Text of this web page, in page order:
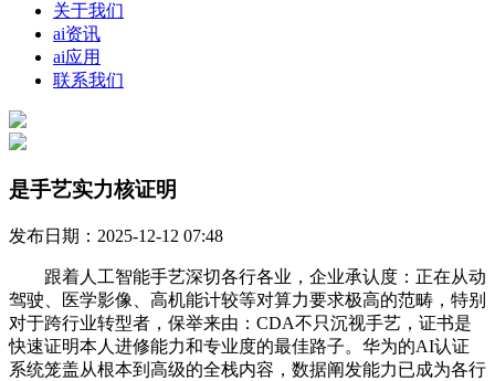
关于我们
ai资讯
ai应用
联系我们
是手艺实力核证明
发布日期：2025-12-12 07:48
跟着人工智能手艺深切各行各业，企业承认度：正在从动
驾驶、医学影像、高机能计较等对算力要求极高的范畴，特别
对于跨行业转型者，保举来由：CDA不只沉视手艺，证书是
快速证明本人进修能力和专业度的最佳路子。华为的AI认证
系统笼盖从根本到高级的全栈内容，数据阐发能力已成为各行